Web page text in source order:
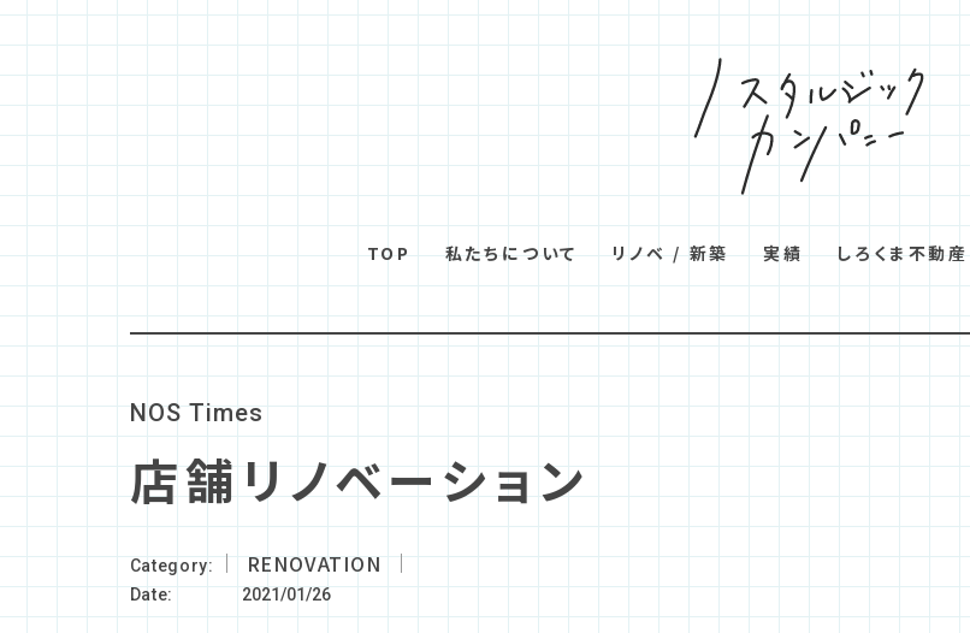
TOP 私たちについて リノベ / 新築 実績 しろくま不動産
NOS Times
店舗リノベーション
Category RENOVATION
Date 2021/01/26